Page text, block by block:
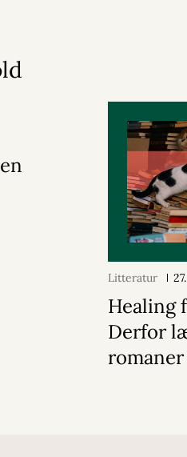
Litteratur
Healing
Derfor